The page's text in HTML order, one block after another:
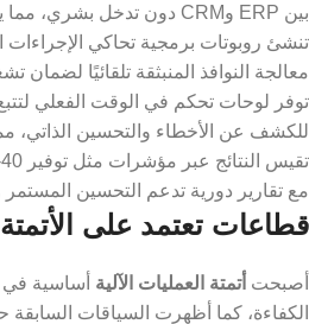
بين ERP وCRM دون تدخل بشري، مما يقلل زمن التنفيذ كما ناقشنا.
تنشئ روبوتات برمجية تحاكي
معالجة النوافذ المنبثقة تلقائيًا لضمان
توفر لوحات تحكم في الوقت الفعلي لتتبع
للكشف عن الأخطاء والتحسين الذاتي،
مع تقارير دورية تدعم التحسين المستمر
قطاعات تعتمد على الأتمتة
أصبحت أتمتة العمليات الآلية أساسية